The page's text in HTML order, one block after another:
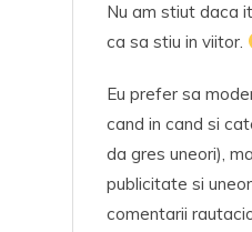
Nu am stiut daca
ca sa stiu in viitor.
Eu prefer sa
cand in cand si
da gres uneori),
publicitate si
comentarii